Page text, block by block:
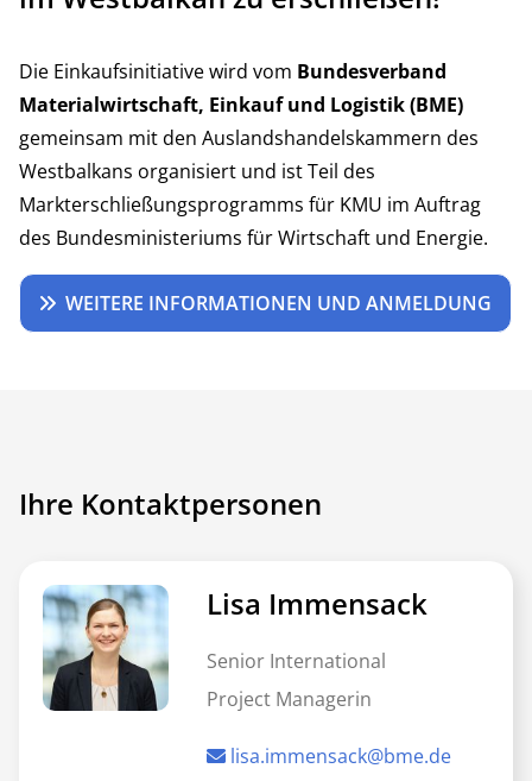
Die Einkaufsinitiative wird vom Bundesverband
Materialwirtschaft, Einkauf und Logistik (BME)
gemeinsam mit den Auslandshandelskammern des
Westbalkans organisiert und ist Teil des
Markterschließungsprogramms für KMU im Auftrag
des Bundesministeriums für Wirtschaft und Energie.
WEITERE INFORMATIONEN UND ANMELDUNG
Ihre Kontaktpersonen
Lisa Immensack
Senior International
Project Managerin
lisa.immensack@bme.de